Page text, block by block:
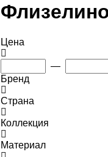
Цена
—
Бренд
Страна
Коллекция
Материал